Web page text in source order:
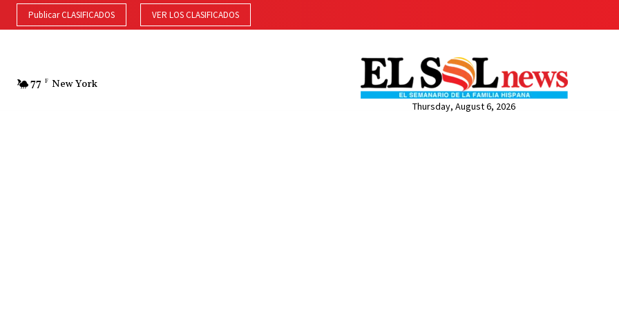
Publicar CLASIFICADOS VER LOS CLASIFICADOS
77 F New York
Thursday, August 6, 2026